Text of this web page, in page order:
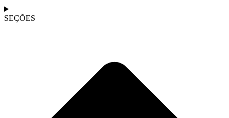
SEÇÕES